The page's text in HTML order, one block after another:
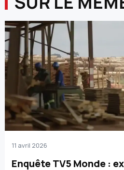
11 avril 2026
Enquête TV5 Monde :